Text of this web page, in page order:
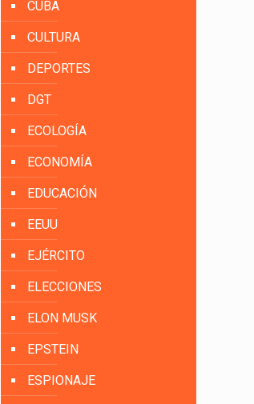
CUBA
CULTURA
DEPORTES
DGT
ECOLOGÍA
ECONOMÍA
EDUCACIÓN
EEUU
EJÉRCITO
ELECCIONES
ELON MUSK
EPSTEIN
ESPIONAJE